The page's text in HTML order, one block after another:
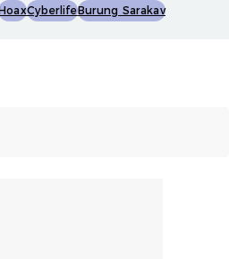
CyberlifeBurung Sarakav